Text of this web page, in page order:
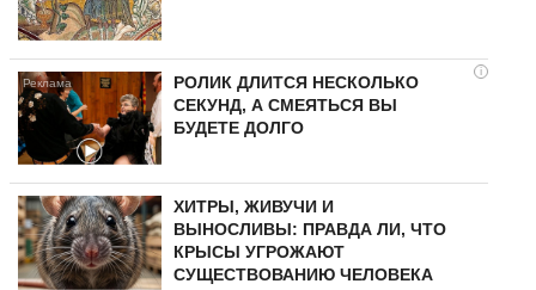
i
РОЛИК ДЛИТСЯ НЕСКОЛЬКО
СЕКУНД, А СМЕЯТЬСЯ ВЫ
БУДЕТЕ ДОЛГО
ХИТРЫ, ЖИВУЧИ И
ВЫНОСЛИВЫ: ПРАВДА ЛИ, ЧТО
КРЫСЫ УГРОЖАЮТ
СУЩЕСТВОВАНИЮ ЧЕЛОВЕКА